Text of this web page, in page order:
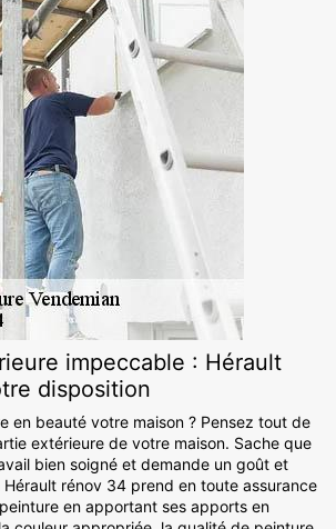
impeccable : Hérault
disposition
en beauté votre maison ? Pensez tout de
extérieure de votre maison. Sache que
bien soigné et demande un goût et
Hérault rénov 34 prend en toute assurance
en apportant ses apports en